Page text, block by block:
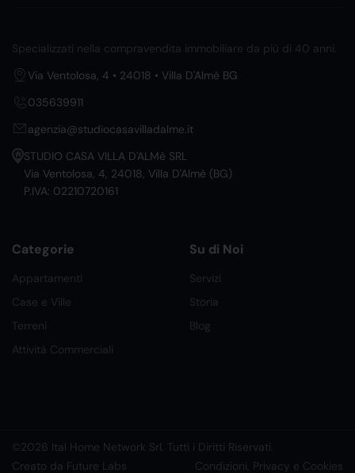
Specializzati nella compravendita immobiliare da più di 40 anni.
Via Ventolosa, 4 • 24018 • Villa D'Almè BG
035639911
agenzia@studiocasavilladalme.it
STUDIO CASA VILLA D'ALMè SRL
Via Ventolosa, 4, 24018, Villa D'Almè (BG)
P.IVA: 02210720161
Categorie
Appartamenti
Case e Ville
Terreni
Attività Commerciali
Su di Noi
Servizi
Storia
Blog
©2026 Ital Home Network Srl. Tutti i Diritti Riservati.
Creato da Future Labs
Condizioni, Privacy e Cookies